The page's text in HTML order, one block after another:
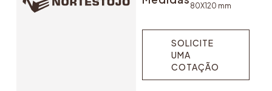
80X120 mm
SOLICITE
UMA
COTAÇÃO